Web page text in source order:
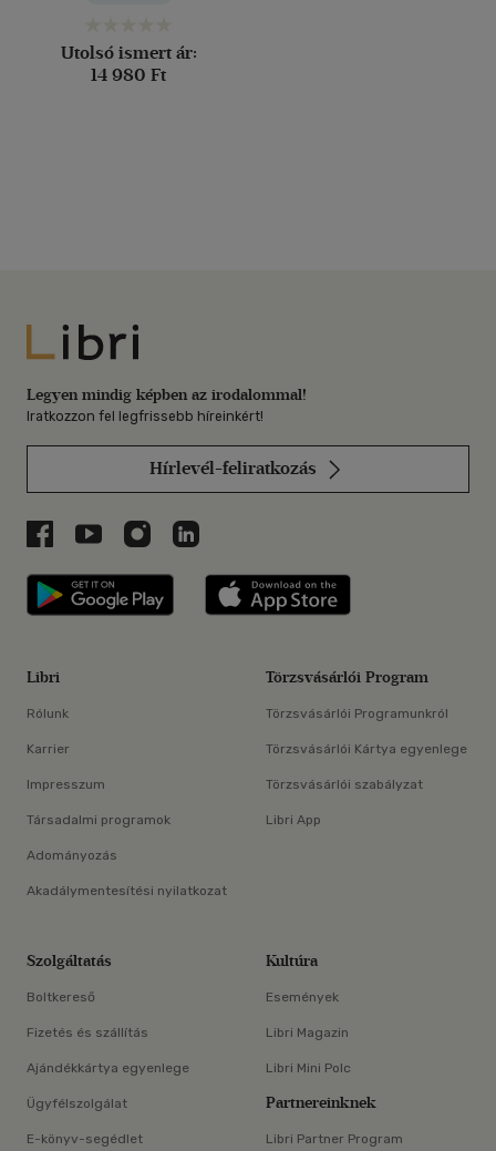
Utolsó ismert ár:
14 980 Ft
Libri
Legyen mindig képben az irodalommal!
Iratkozzon fel legfrissebb híreinkért!
Hírlevél-feliratkozás
Libri a Facebookon
Libri a Youtube-on
Libri az Instagramon
Libri a LinkedInen
Libri applikáció Szerezd meg: Google
Libri
Rólunk
Karrier
Impresszum
Társadalmi programok
Adományozás
Akadálymentesítési nyilatkozat
Törzsvásárlói Program
Törzsvásárlói Programunkról
Törzsvásárlói Kártya egyenlege
Törzsvásárlói szabályzat
Libri App
Szolgáltatás
Boltkereső
Fizetés és szállítás
Ajándékkártya egyenlege
Ügyfélszolgálat
E-könyv-segédlet
Kultúra
Események
Libri Magazin
Libri Mini Polc
Partnereinknek
Libri Partner Program